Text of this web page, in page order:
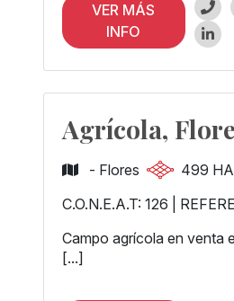
VER MÁS
INFO
Agrícola,
- Flores
499 HA
C.O.N.E.A.T: 126 |
Campo agrícola en venta
[...]